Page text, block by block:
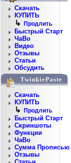
Скачать
КУПИТЬ
↳ Продлить
Быстрый Старт
ЧаВо
Видео
Отзывы
Статьи
Обсудить
TwinkiePaste
Скачать
КУПИТЬ
↳ Продлить
Быстрый Старт
Скриншоты
Функции
ЧаВо
Сумма Прописью
Отзывы